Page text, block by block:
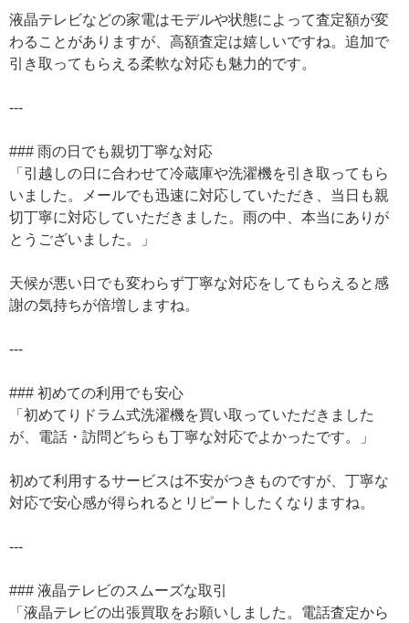
液晶テレビなどの家電はモデルや状態によって査定額が変
わることがありますが、高額査定は嬉しいですね。追加で
引き取ってもらえる柔軟な対応も魅力的です。
---
### 雨の日でも親切丁寧な対応
「引越しの日に合わせて冷蔵庫や洗濯機を引き取ってもら
いました。メールでも迅速に対応していただき、当日も親
切丁寧に対応していただきました。雨の中、本当にありが
とうございました。」
天候が悪い日でも変わらず丁寧な対応をしてもらえると感
謝の気持ちが倍増しますね。
---
### 初めての利用でも安心
「初めてりドラム式洗濯機を買い取っていただきました
が、電話・訪問どちらも丁寧な対応でよかったです。」
初めて利用するサービスは不安がつきものですが、丁寧な
対応で安心感が得られるとリピートしたくなりますね。
---
### 液晶テレビのスムーズな取引
「液晶テレビの出張買取をお願いしました。電話査定から